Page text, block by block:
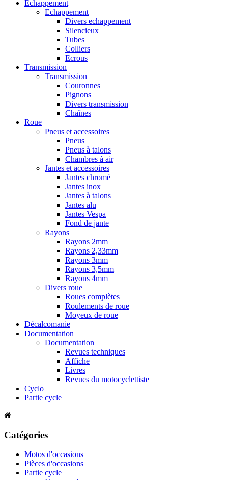
Echappement
Echappement
Divers echappement
Silencieux
Tubes
Colliers
Ecrous
Transmission
Transmission
Couronnes
Pignons
Divers transmission
Chaînes
Roue
Pneus et accessoires
Pneus
Pneus à talons
Chambres à air
Jantes et accessoires
Jantes chromé
Jantes inox
Jantes à talons
Jantes alu
Jantes Vespa
Fond de jante
Rayons
Rayons 2mm
Rayons 2,33mm
Rayons 3mm
Rayons 3,5mm
Rayons 4mm
Divers roue
Roues complètes
Roulements de roue
Moyeux de roue
Décalcomanie
Documentation
Documentation
Revues techniques
Affiche
Livres
Revues du motocyclettiste
Cyclo
Partie cycle
Catégories
Motos d'occasions
Pièces d'occasions
Partie cycle